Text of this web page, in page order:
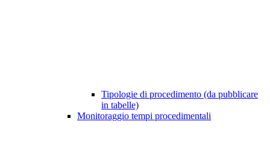
Tipologie di procedimento (da pubblicare
in tabelle)
Monitoraggio tempi procedimentali